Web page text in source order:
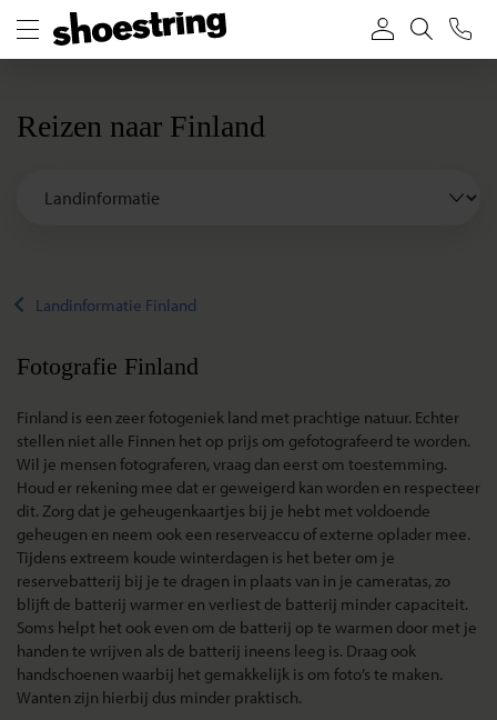
Reizen naar Finland
Landinformatie Finland
Fotografie Finland
Finland is een zeer fotogeniek land met prachtige natuur. Echter
stellen niet alle Finnen het op prijs om gefotografeerd te worden.
Wil je mensen fotograferen, vraag dan eerst om toestemming.
Houd er rekening mee dat er geweigerd kan worden en respecteer
dit. Zorg dat je geheugenkaartjes bij je hebt met voldoende
geheugen en neem ook een reserveaccu of externe oplader mee.
Tijdens extreem koude winterdagen is het beter om je
reservebatterij bij je te dragen in plaats van in je cameratas, zo
blijft de batterij warmer en verliest de batterij minder capaciteit.
Soms helpt het ook even om de batterij op te warmen door met je
handen te wrijven als de batterij ineens leeg is. Draag ook
handschoenen waarbij het gemakkelijk is om foto’s te maken.
Wanten zijn hierbij dus minder praktisch.